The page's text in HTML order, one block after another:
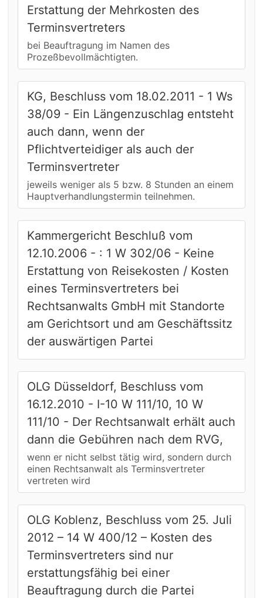
Erstattung der Mehrkosten des
Terminsvertreters
bei Beauftragung im Namen des
Prozeßbevollmächtigten.
KG, Beschluss vom 18.02.2011 - 1 Ws
38/09 - Ein Längenzuschlag entsteht
auch dann, wenn der
Pflichtverteidiger als auch der
Terminsvertreter
jeweils weniger als 5 bzw. 8 Stunden an einem
Hauptverhandlungstermin teilnehmen.
Kammergericht Beschluß vom
12.10.2006 - : 1 W 302/06 - Keine
Erstattung von Reisekosten / Kosten
eines Terminsvertreters bei
Rechtsanwalts GmbH mit Standorte
am Gerichtsort und am Geschäftssitz
der auswärtigen Partei
OLG Düsseldorf, Beschluss vom
16.12.2010 - I-10 W 111/10, 10 W
111/10 - Der Rechtsanwalt erhält auch
dann die Gebühren nach dem RVG,
wenn er nicht selbst tätig wird, sondern durch
einen Rechtsanwalt als Terminsvertreter
vertreten wird
OLG Koblenz, Beschluss vom 25. Juli
2012 – 14 W 400/12 – Kosten des
Terminsvertreters sind nur
erstattungsfähig bei einer
Beauftragung durch die Partei